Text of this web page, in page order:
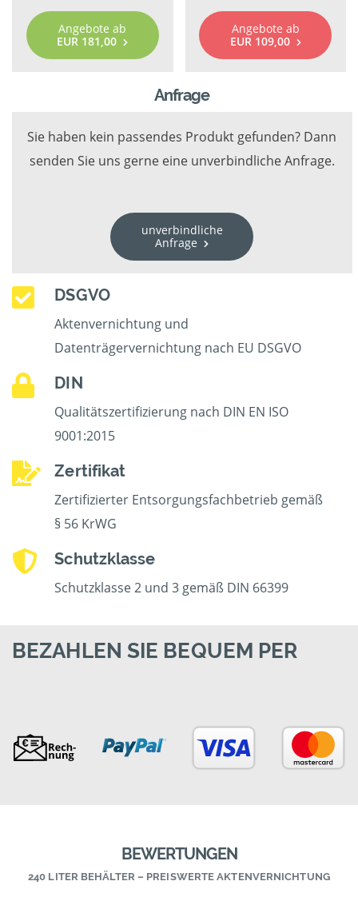
Angebote ab
EUR 181,00
Angebote ab
EUR 109,00
Anfrage
Sie haben kein passendes Produkt gefunden? Dann
senden Sie uns gerne eine unverbindliche Anfrage.
unverbindliche
Anfrage
DSGVO
Aktenvernichtung und
Datenträgervernichtung nach EU DSGVO
DIN
Qualitätszertifizierung nach DIN EN ISO
9001:2015
Zertifikat
Zertifizierter Entsorgungsfachbetrieb gemäß
§ 56 KrWG
Schutzklasse
Schutzklasse 2 und 3 gemäß DIN 66399
BEZAHLEN SIE BEQUEM PER
BEWERTUNGEN
240 LITER BEHÄLTER – PREISWERTE AKTENVERNICHTUNG